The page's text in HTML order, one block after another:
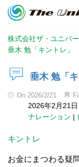
株式会社ザ・ユニバ
垂木 勉「キントレ」
垂木 勉「キ
On 2026/2/21
2026年2月21
ナレーション |
キントレ
お金にまつわる疑